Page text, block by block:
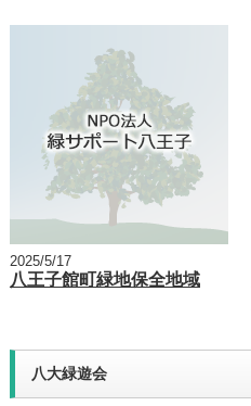
2025/5/17
八王子館町緑地保全地域
八大緑遊会